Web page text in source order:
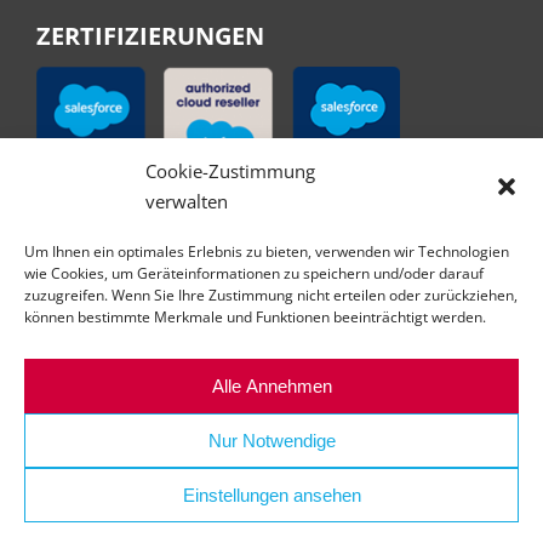
Cookie-Zustimmung
verwalten
Um Ihnen ein optimales Erlebnis zu bieten, verwenden wir Technologien
wie Cookies, um Geräteinformationen zu speichern und/oder darauf
zuzugreifen. Wenn Sie Ihre Zustimmung nicht erteilen oder zurückziehen,
können bestimmte Merkmale und Funktionen beeinträchtigt werden.
Alle Annehmen
Nur Notwendige
Einstellungen ansehen
ZERTIFIZIERUNGEN